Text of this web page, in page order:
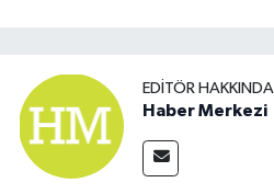
EDITÖR HAKKINDA
Haber Merkezi